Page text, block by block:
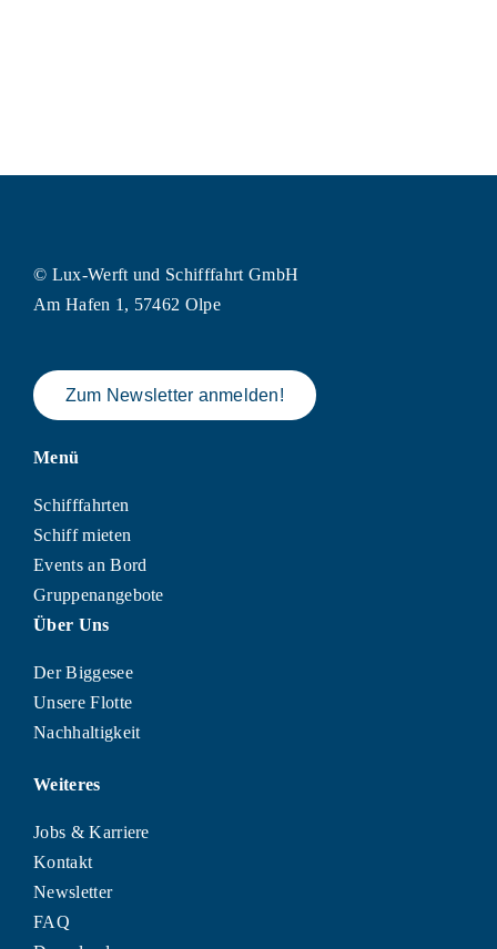
© Lux-Werft und Schifffahrt GmbH
Am Hafen 1, 57462 Olpe
Zum Newsletter anmelden!
Menü
Schifffahrten
Schiff mieten
Events an Bord
Gruppenangebote
Über Uns
Der Biggesee
Unsere Flotte
Nachhaltigkeit
Weiteres
Jobs & Karriere
Kontakt
Newsletter
FAQ